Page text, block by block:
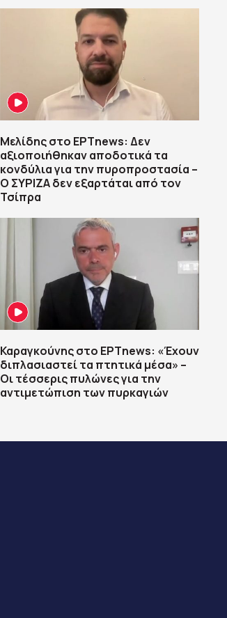
Μελίδης στο ΕΡΤnews: Δεν
αξιοποιήθηκαν αποδοτικά τα
κονδύλια για την πυροπροστασία –
Ο ΣΥΡΙΖΑ δεν εξαρτάται από τον
Τσίπρα
Καραγκούνης στο ΕΡΤnews: «Έχουν
διπλασιαστεί τα πτητικά μέσα» –
Οι τέσσερις πυλώνες για την
αντιμετώπιση των πυρκαγιών